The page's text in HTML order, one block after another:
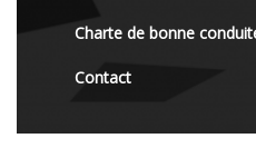
Charte de bonne
Contact